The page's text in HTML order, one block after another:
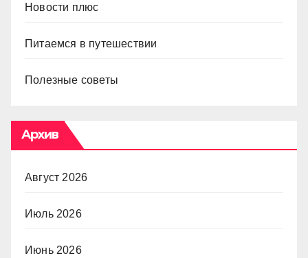
Новости плюс
Питаемся в путешествии
Полезные советы
Архив
Август 2026
Июль 2026
Июнь 2026